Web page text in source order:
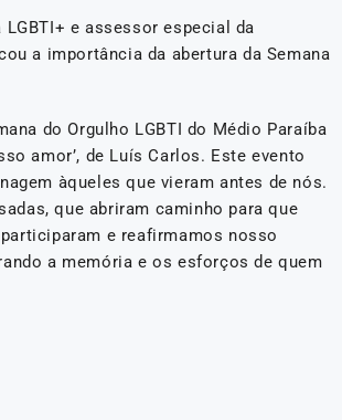
e assessor especial da
a importância da abertura da Semana
do Orgulho LGBTI do Médio Paraíba
amor’, de Luís Carlos. Este evento
àqueles que vieram antes de nós.
que abriram caminho para que
e reafirmamos nosso
a memória e os esforços de quem